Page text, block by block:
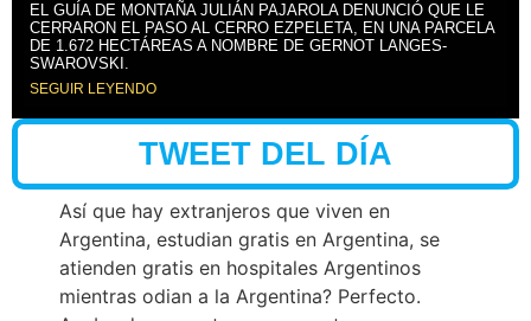
EL GUÍA DE MONTAÑA JULIÁN PAJAROLA DENUNCIÓ QUE LE
CERRARON EL PASO AL CERRO EZPELETA, EN UNA PARCELA
DE 1.672 HECTÁREAS A NOMBRE DE GERNOT LANGES-
SWAROVSKI.
SEGUIR LEYENDO
TWEET DEL DÍA
Así que hay extranjeros que viven en
Argentina, estudian gratis en Argentina, se
atienden gratis en hospitales Argentinos
mientras odian a la Argentina? Perfecto.